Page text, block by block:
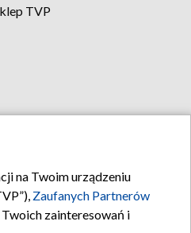
TVP
na Twoim urządzeniu
Zaufanych Partnerów
zainteresowań i